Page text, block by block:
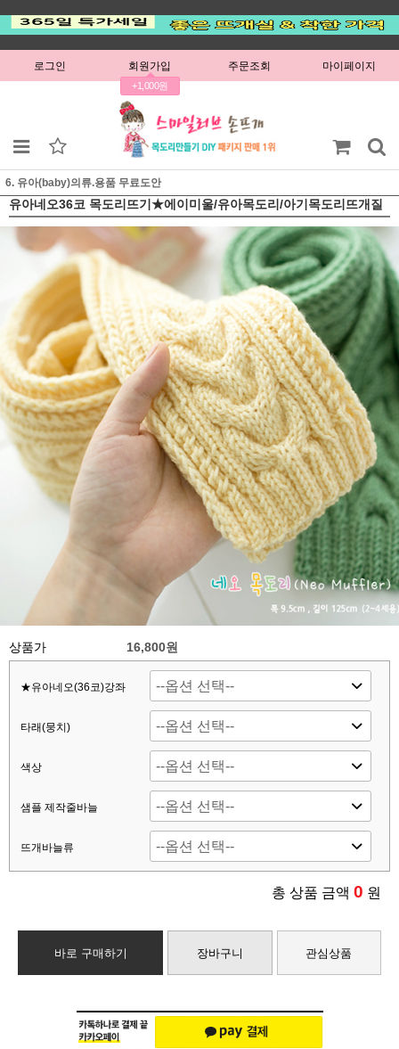
로그인 회원가입
+1,000원
주문조회 마이페이지
6. 유아(baby)의류.용품 무료도안
유아네오36코 목도리뜨기★에이미울/유아목도리/아기목도리뜨개질
상품가 16,800원
★유아네오(36코)강좌
타래(뭉치)
색상
샘플 제작줄바늘
뜨개바늘류
총 상품 금액 0 원
바로 구매하기 장바구니 관심상품